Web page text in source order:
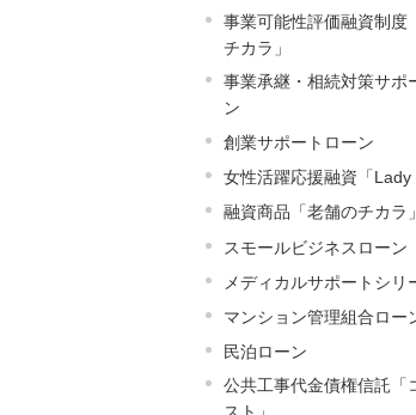
事業可能性評価融資制度
チカラ」
事業承継・相続対策サポ
ン
創業サポートローン
女性活躍応援融資「Lady
融資商品「老舗のチカラ」
スモールビジネスローン
メディカルサポートシリ
マンション管理組合ロー
民泊ローン
公共工事代金債権信託「